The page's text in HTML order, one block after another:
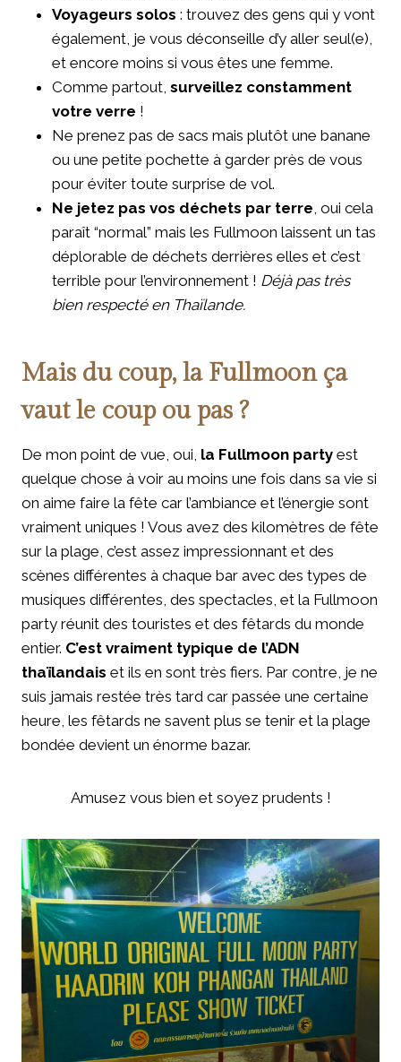
Voyageurs solos : trouvez des gens qui y vont
également, je vous déconseille d’y aller seul(e),
et encore moins si vous êtes une femme.
Comme partout, surveillez constamment
votre verre !
Ne prenez pas de sacs mais plutôt une banane
ou une petite pochette à garder près de vous
pour éviter toute surprise de vol.
Ne jetez pas vos déchets par terre , oui cela
paraît “normal” mais les Fullmoon laissent un tas
déplorable de déchets derrières elles et c’est
terrible pour l’environnement ! Déjà pas très
bien respecté en Thaïlande.
Mais du coup, la Fullmoon ça
vaut le coup ou pas ?
De mon point de vue, oui, la Fullmoon party est
quelque chose à voir au moins une fois dans sa vie si
on aime faire la fête car l’ambiance et l’énergie sont
vraiment uniques ! Vous avez des kilomètres de fête
sur la plage, c’est assez impressionnant et des
scènes différentes à chaque bar avec des types de
musiques différentes, des spectacles, et la Fullmoon
party réunit des touristes et des fêtards du monde
entier. C’est vraiment typique de l’ADN
thaïlandais et ils en sont très fiers. Par contre, je ne
suis jamais restée très tard car passée une certaine
heure, les fêtards ne savent plus se tenir et la plage
bondée devient un énorme bazar.
Amusez vous bien et soyez prudents !